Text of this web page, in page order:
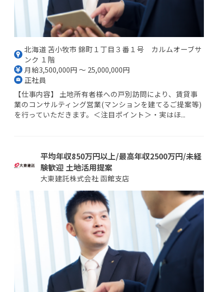
北海道 苫小牧市 錦町１丁目３番１号 カルムオーブサ
ンク １階
月給3,500,000円 ～ 25,000,000円
正社員
【仕事内容】 土地所有者様への戸別訪問により、賃貸事
業のコンサルティング営業(マンションを建てるご提案等)
を行っていただきます。＜注目ポイント＞・実はほ...
平均年収850万円以上/最高年収2500万円/未経
験歓迎 土地活用提案
大東建託株式会社 函館支店